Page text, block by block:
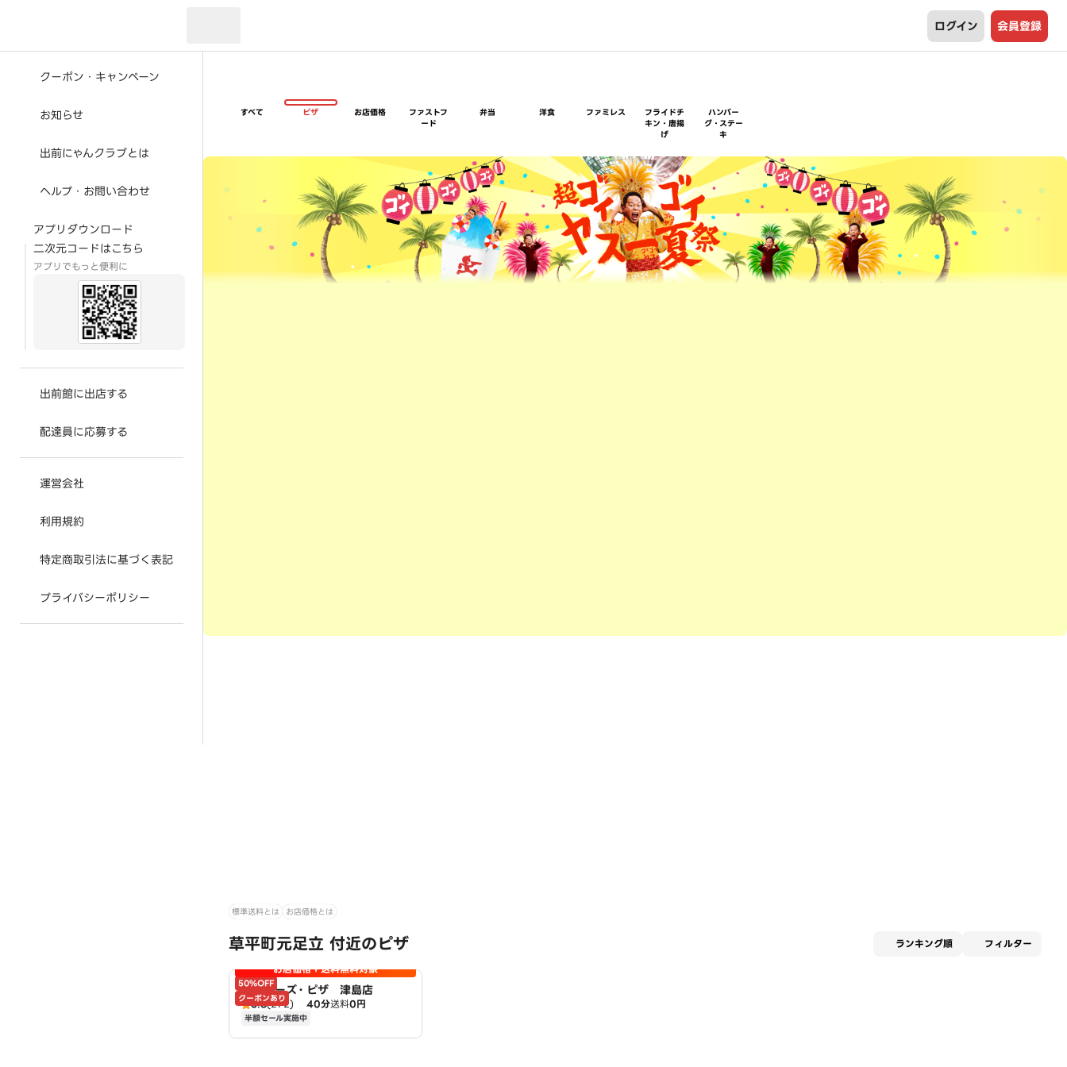
ログイン 会員登録
クーポン・キャンペーン
お知らせ
出前にゃんクラブとは
ヘルプ・お問い合わせ
アプリダウンロード
二次元コードはこちら
アプリでもっと便利に
出前館に出店する
配達員に応募する
運営会社
利用規約
特定商取引法に基づく表記
プライバシーポリシー
すべて ピザ お店価格
ファストフ
ード
弁当 洋食 ファミレス
フライドチ
キン・唐揚
げ
ハンバー
グ・ステー
キ
超ゴイゴイヤスー夏祭
標準送料とは お店価格とは
草平町元足立 付近のピザ ランキング順 フィルター
50%OFF
クーポンあり
お店価格＋送料無料対象
アオキーズ・ピザ 津島店
3.8(272) 40分送料0円
半額セール実施中